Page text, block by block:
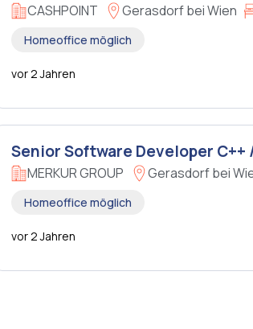
CASHPOINT Gerasdorf bei Wien
Homeoffice möglich
vor 2 Jahren
Senior Software Developer C++
MERKUR GROUP Gerasdorf bei
Homeoffice möglich
vor 2 Jahren